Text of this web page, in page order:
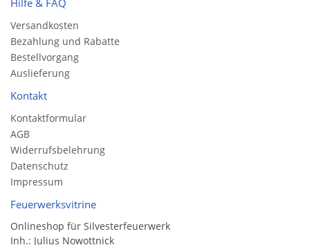
Hilfe & FAQ
Versandkosten
Bezahlung und Rabatte
Bestellvorgang
Auslieferung
Kontakt
Kontaktformular
AGB
Widerrufsbelehrung
Datenschutz
Impressum
Feuerwerksvitrine
Onlineshop für Silvesterfeuerwerk
Inh.: Julius Nowottnick